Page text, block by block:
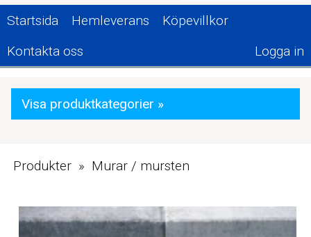
Startsida Hemleverans
Köpevillkor
Kontakta oss
Logga in
Visa produktkategorier »
Produkter » Murar / mursten